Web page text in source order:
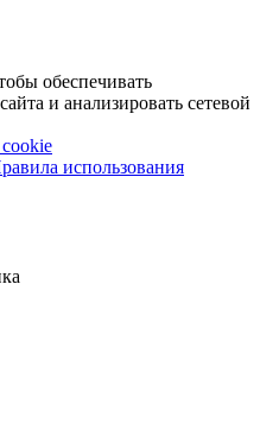
обеспечивать
и анализировать сетевой
использования